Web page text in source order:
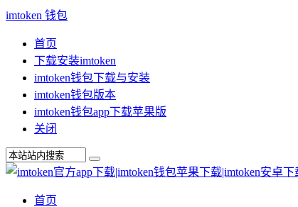
imtoken 钱包
首页
下载安装imtoken
imtoken钱包下载与安装
imtoken钱包版本
imtoken钱包app下载苹果版
关闭
首页